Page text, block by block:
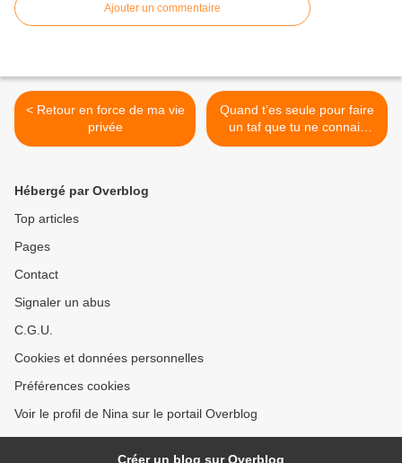
Ajouter un commentaire
< Retour en force de ma vie
privée
Quand t’es seule pour faire
un taf que tu ne connais
pas >
Hébergé par Overblog
Top articles
Pages
Contact
Signaler un abus
C.G.U.
Cookies et données personnelles
Préférences cookies
Voir le profil de Nina sur le portail Overblog
Créer un blog sur Overblog